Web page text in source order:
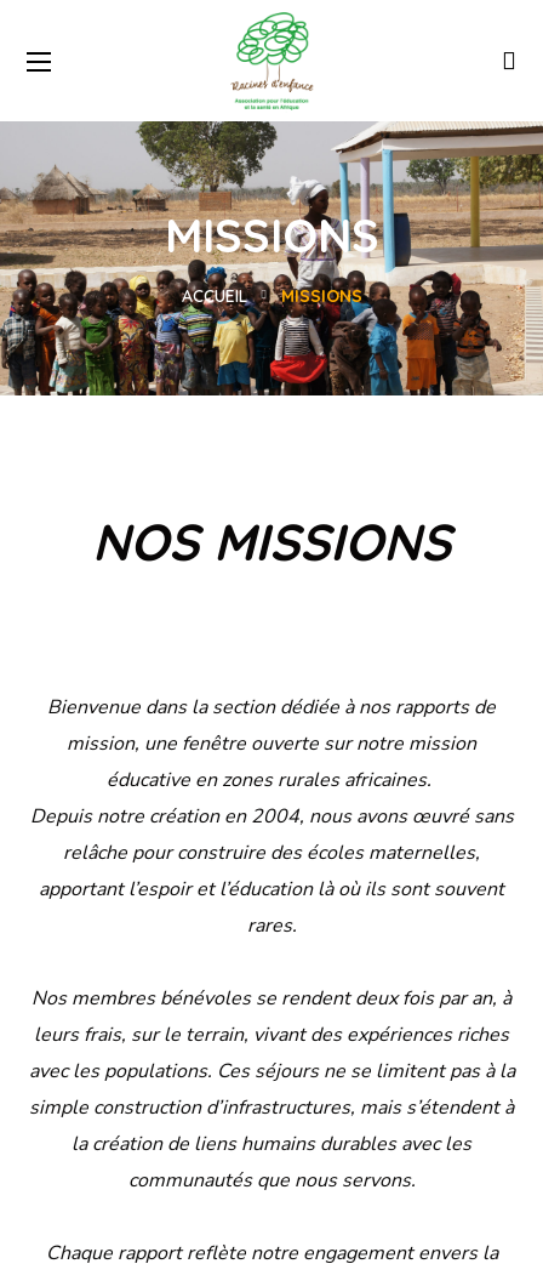
MISSIONS
ACCUEIL MISSIONS
NOS MISSIONS
Bienvenue dans la section dédiée à nos rapports de
mission, une fenêtre ouverte sur notre mission
éducative en zones rurales africaines.
Depuis notre création en 2004, nous avons œuvré sans
relâche pour construire des écoles maternelles,
apportant l’espoir et l’éducation là où ils sont souvent
rares.
Nos membres bénévoles se rendent deux fois par an, à
leurs frais, sur le terrain, vivant des expériences riches
avec les populations. Ces séjours ne se limitent pas à la
simple construction d’infrastructures, mais s’étendent à
la création de liens humains durables avec les
communautés que nous servons.
Chaque rapport reflète notre engagement envers la